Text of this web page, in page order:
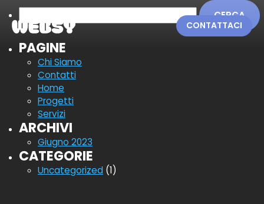
CONTATTACI
Ricerca
per:
PAGINE
Chi Siamo
Contatti
Home
Progetti
Servizi
ARCHIVI
Giugno 2023
CATEGORIE
Uncategorized (1)